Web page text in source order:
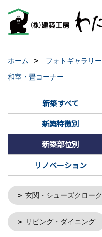
ホーム フォトギャラリー
和室・畳コーナー
新築すべて
新築特徴別
新築部位別
リノベーション
玄関・シューズクローク
リビング・ダイニング